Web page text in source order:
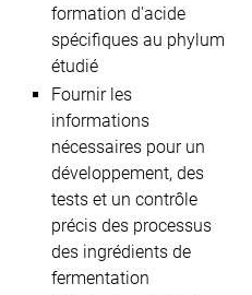
formation d'acide
spécifiques au phylum
étudié
Fournir les
informations
nécessaires pour un
développement, des
tests et un contrôle
précis des processus
des ingrédients de
fermentation